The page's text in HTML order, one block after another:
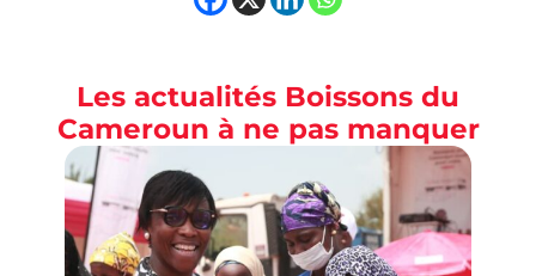
Les actualités Boissons du
Cameroun à ne pas manquer